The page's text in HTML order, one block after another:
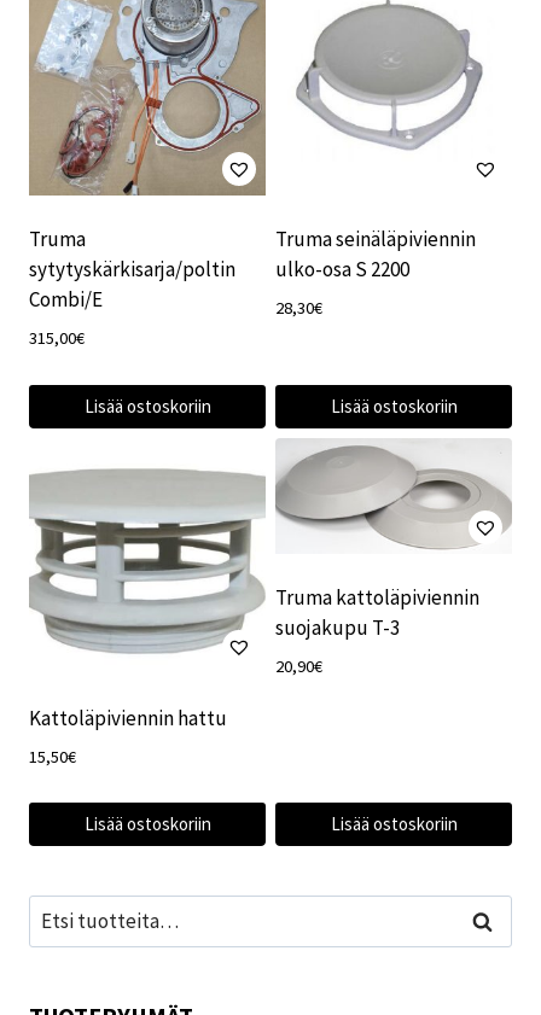
Truma
sytytyskärkisarja/poltin
Combi/E
315,00€
Lisää ostoskoriin
Truma seinäläpiviennin
ulko-osa S 2200
28,30€
Lisää ostoskoriin
Kattoläpiviennin hattu
15,50€
Lisää ostoskoriin
Truma kattoläpiviennin
suojakupu T-3
20,90€
Lisää ostoskoriin
Etsi: Haku